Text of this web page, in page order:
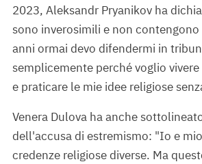
2023, Aleksandr Pryanikov ha
sono inverosimili e non contengono
anni ormai devo difendermi in
semplicemente perché voglio
e praticare le mie idee religiose
Venera Dulova ha anche
dell'accusa di estremismo: "Io e
credenze religiose diverse. Ma